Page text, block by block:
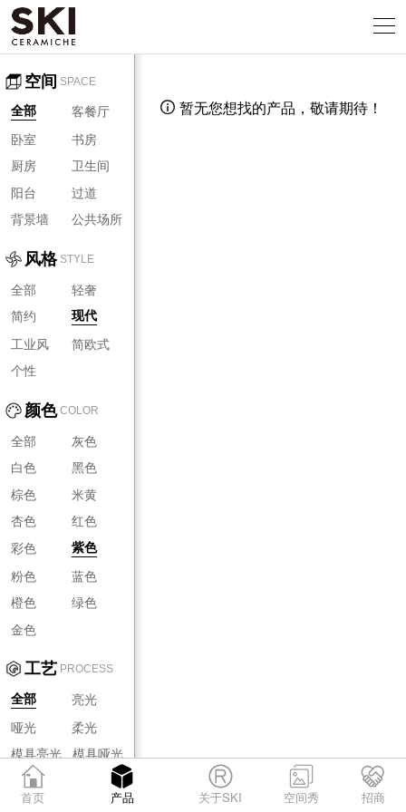
空间 SPACE
全部
客餐厅
卧室
书房
厨房
卫生间
阳台
过道
背景墙
公共场所
风格 STYLE
全部
轻奢
简约
现代
工业风
简欧式
个性
颜色 COLOR
全部
灰色
白色
黑色
棕色
米黄
杏色
红色
彩色
紫色
粉色
蓝色
橙色
绿色
金色
工艺 PROCESS
全部
亮光
哑光
柔光
模具亮光 模具哑光
模具柔光
 暂无您想找的产品，敬请期待！
首页 产品 关于SKI 空间秀 招商